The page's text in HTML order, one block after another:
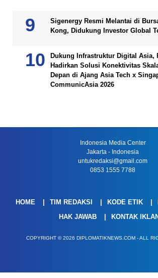
Sigenergy Resmi Melantai di
Kong, Didukung Investor Global
Dukung Infrastruktur Digital Asia,
Hadirkan Solusi Konektivitas
Depan di Ajang Asia Tech x
CommunicAsia 2026
Indonesia Media Center
Jakarta - Indonesia
untukredaksi@gmail.com
0853 1555 7788
HOME TIM REDAKSI KODE ETIK
HAK JAWAB
KONTAK IKLAN
COPYRIGHT © 2026 DIPLOMATIKNEWS.COM - ALL